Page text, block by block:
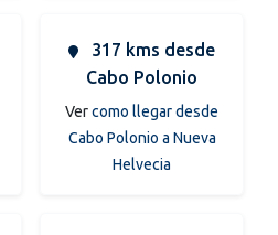
317 kms desde
Cabo Polonio
Vercomo llegar desde
Cabo Polonio a Nueva
Helvecia